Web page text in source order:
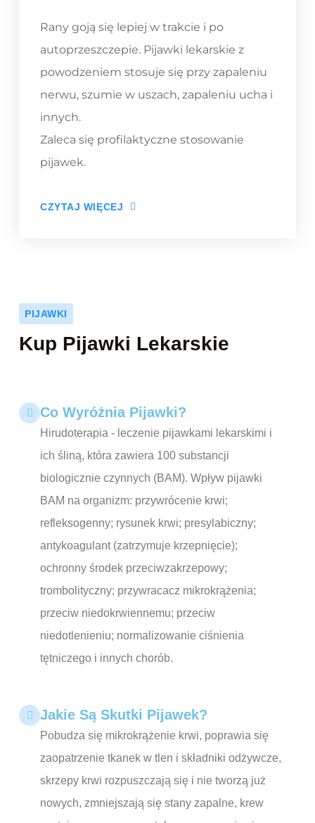
Rany goją się lepiej w trakcie i po
autoprzeszczepie. Pijawki lekarskie z
powodzeniem stosuje się przy zapaleniu
nerwu, szumie w uszach, zapaleniu ucha i
innych.
Zaleca się profilaktyczne stosowanie
pijawek.
CZYTAJ WIĘCEJ
PIJAWKI
Kup Pijawki Lekarskie
Co Wyróżnia Pijawki?
Hirudoterapia - leczenie pijawkami lekarskimi i
ich śliną, która zawiera 100 substancji
biologicznie czynnych (BAM). Wpływ pijawki
BAM na organizm: przywrócenie krwi;
refleksogenny; rysunek krwi; presylabiczny;
antykoagulant (zatrzymuje krzepnięcie);
ochronny środek przeciwzakrzepowy;
trombolityczny; przywracacz mikrokrążenia;
przeciw niedokrwiennemu; przeciw
niedotlenieniu; normalizowanie ciśnienia
tętniczego i innych chorób.
Jakie Są Skutki Pijawek?
Pobudza się mikrokrążenie krwi, poprawia się
zaopatrzenie tkanek w tlen i składniki odżywcze,
skrzepy krwi rozpuszczają się i nie tworzą już
nowych, zmniejszają się stany zapalne, krew